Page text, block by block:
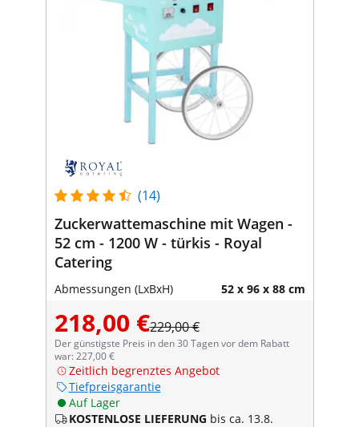
(14)
Zuckerwattemaschine mit Wagen -
52 cm - 1200 W - türkis - Royal
Catering
Abmessungen (LxBxH) 52 x 96 x 88 cm
218,00 €229,00 €
Der günstigste Preis in den 30 Tagen vor dem Rabatt
war: 227,00 €
Zeitlich begrenztes Angebot
Tiefpreisgarantie
Auf Lager
KOSTENLOSE LIEFERUNG bis ca. 13.8.